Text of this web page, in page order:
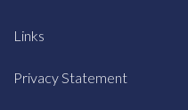
Links
Privacy Statement